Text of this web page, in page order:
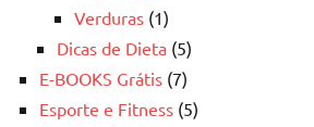
Verduras (1)
Dicas de Dieta (5)
E-BOOKS Grátis (7)
Esporte e Fitness (5)